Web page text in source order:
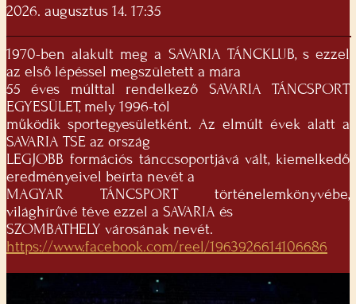
2026. augusztus 14. 17:35
1970-ben alakult meg a SAVARIA TÁNCKLUB, s ezzel
az első lépéssel megszületett a mára
55 éves múlttal rendelkező SAVARIA TÁNCSPORT
EGYESÜLET, mely 1996-tól
működik sportegyesületként. Az elmúlt évek alatt a
SAVARIA TSE az ország
LEGJOBB formációs tánccsoportjává vált, kiemelkedő
eredményeivel beírta nevét a
MAGYAR TÁNCSPORT történelemkönyvébe,
világhírűvé téve ezzel a SAVARIA és
SZOMBATHELY városának nevét.
https://www.facebook.com/reel/1963926614106686